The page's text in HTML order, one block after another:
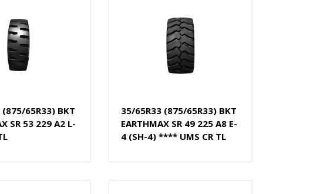
65R33) BKT
SR 53 229 A2 L-
35/65R33 (875/65R33) BKT
EARTHMAX SR 49 225 A8 E-
4 (SH-4) **** UMS CR TL